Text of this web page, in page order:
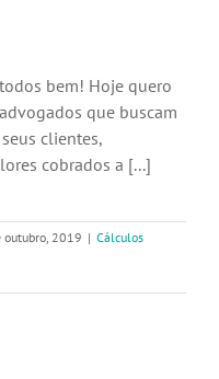
bem! Hoje quero
que buscam
clientes,
cobrados a [...]
outubro, 2019 | Cálculos